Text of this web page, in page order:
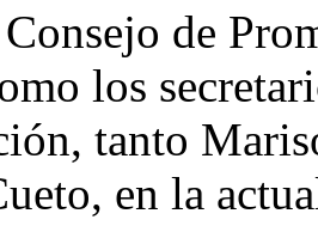
de
los
tanto
en la